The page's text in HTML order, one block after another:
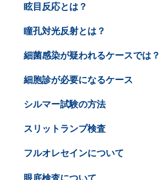
眩目反応とは？
瞳孔対光反射とは？
細菌感染が疑われるケースでは？
細胞診が必要になるケース
シルマー試験の方法
スリットランプ検査
フルオレセインについて
眼底検査について